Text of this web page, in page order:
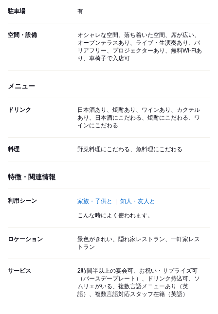
駐車場 有
空間・設備
オシャレな空間、落ち着いた空間、席が広い、
オープンテラスあり、ライブ・生演奏あり、バ
リアフリー、プロジェクターあり、無料Wi-Fiあ
り、車椅子で入店可
メニュー
ドリンク
日本酒あり、焼酎あり、ワインあり、カクテル
あり、日本酒にこだわる、焼酎にこだわる、ワ
インにこだわる
料理 野菜料理にこだわる、魚料理にこだわる
特徴・関連情報
利用シーン 家族・子供と 知人・友人と
こんな時によく使われます。
ロケーション
景色がきれい、隠れ家レストラン、一軒家レス
トラン
サービス
2時間半以上の宴会可、お祝い・サプライズ可
（バースデープレート）、ドリンク持込可、ソ
ムリエがいる、複数言語メニューあり（英
語）、複数言語対応スタッフ在籍（英語）